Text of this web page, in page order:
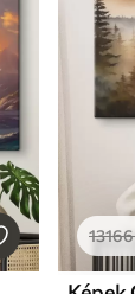
13166